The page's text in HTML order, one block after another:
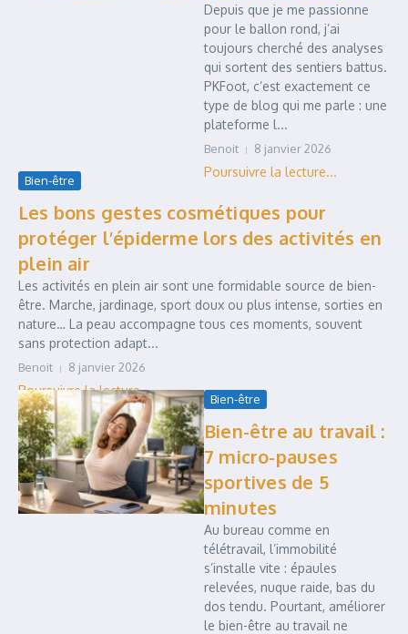
Depuis que je me passionne
pour le ballon rond, j’ai
toujours cherché des analyses
qui sortent des sentiers battus.
PKFoot, c’est exactement ce
type de blog qui me parle : une
plateforme l...
Benoit 8 janvier 2026
Bien-être
Les bons gestes cosmétiques pour
protéger l’épiderme lors des activités en
plein air
Les activités en plein air sont une formidable source de bien-
être. Marche, jardinage, sport doux ou plus intense, sorties en
nature… La peau accompagne tous ces moments, souvent
sans protection adapt...
Benoit 8 janvier 2026
Bien-être
Bien-être au travail :
7 micro-pauses
sportives de 5
minutes
Au bureau comme en
télétravail, l’immobilité
s’installe vite : épaules
relevées, nuque raide, bas du
dos tendu. Pourtant, améliorer
le bien-être au travail ne